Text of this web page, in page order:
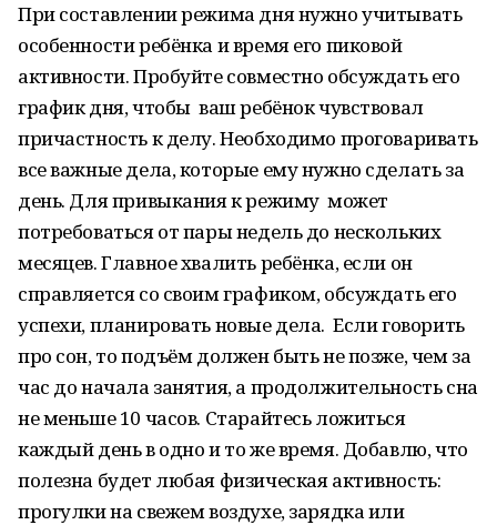
При составлении режима дня нужно учитывать
особенности ребёнка и время его пиковой
активности. Пробуйте совместно обсуждать его
график дня, чтобы ваш ребёнок чувствовал
причастность к делу. Необходимо проговаривать
все важные дела, которые ему нужно сделать за
день. Для привыкания к режиму может
потребоваться от пары недель до нескольких
месяцев. Главное хвалить ребёнка, если он
справляется со своим графиком, обсуждать его
успехи, планировать новые дела. Если говорить
про сон, то подъём должен быть не позже, чем за
час до начала занятия, а продолжительность сна
не меньше 10 часов. Старайтесь ложиться
каждый день в одно и то же время. Добавлю, что
полезна будет любая физическая активность:
прогулки на свежем воздухе, зарядка или